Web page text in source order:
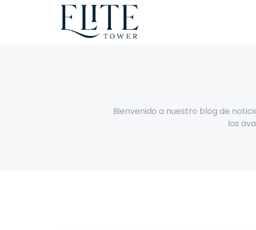
Bienvenido a nuestro blog de
los